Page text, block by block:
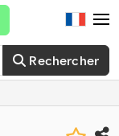
Rechercher